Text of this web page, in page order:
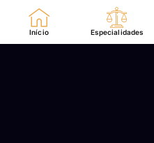
Início Especialidades